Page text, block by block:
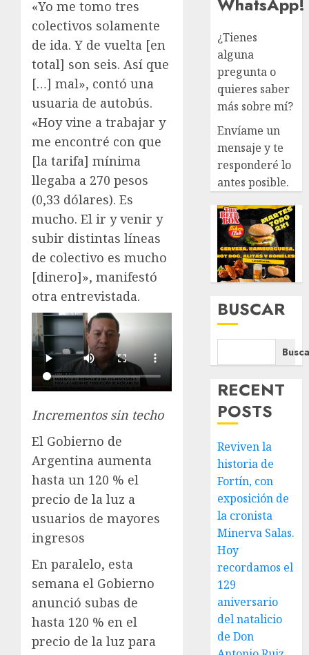
«Yo me tomo tres
colectivos solamente
de ida. Y de vuelta [en
total] son seis. Así que
[…] mal», contó una
usuaria de autobús.
«Hoy vine a trabajar y
me encontré con que
[la tarifa] mínima
llegaba a 270 pesos
(0,33 dólares). Es
mucho. El ir y venir y
subir distintas líneas
de colectivo es mucho
[dinero]», manifestó
otra entrevistada.
Incrementos sin techo
El Gobierno de
Argentina aumenta
hasta un 120 % el
precio de la luz a
usuarios de mayores
ingresos
En paralelo, esta
semana el Gobierno
anunció subas de
hasta 120 % en el
precio de la luz para
¿Tienes
alguna
pregunta o
quieres saber
más sobre mí?
Envíame un
mensaje y te
responderé lo
antes posible.
BUSCAR
RECENT
POSTS
Reviven la
historia de
Fortín, con
exposición de
la cronista
Minerva Salas.
Hoy
recordamos el
129
aniversario
del natalicio
de Don